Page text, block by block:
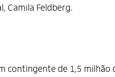
Camila Feldberg.
contingente de 1,5 milhão